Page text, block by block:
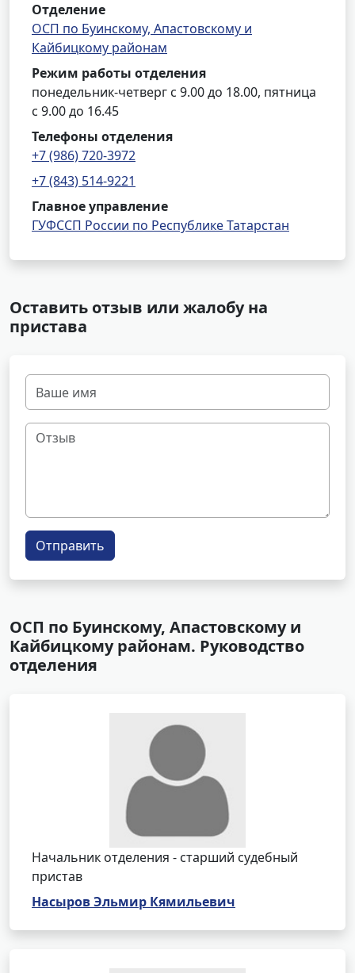
Отделение
ОСП по Буинскому, Апастовскому и
Кайбицкому районам
Режим работы отделения
понедельник-четверг с 9.00 до 18.00, пятница
с 9.00 до 16.45
Телефоны отделения
+7 (986) 720-3972
+7 (843) 514-9221
Главное управление
ГУФССП России по Республике Татарстан
Оставить отзыв или жалобу на
пристава
Отправить
ОСП по Буинскому, Апастовскому и
Кайбицкому районам. Руководство
отделения
Начальник отделения - старший судебный
пристав
Насыров Эльмир Кямильевич